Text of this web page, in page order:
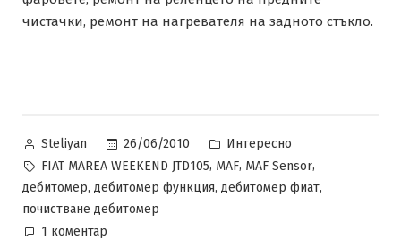
чистачки, ремонт на нагревателя на задното стъкло.
Posted
by
Steliyan 26/06/2010
Posted
in
Интересно
Tags:
FIAT MAREA WEEKEND JTD105, MAF, MAF Sensor,
дебитомер, дебитомер функция, дебитомер фиат,
почистване дебитомер
1 коментар